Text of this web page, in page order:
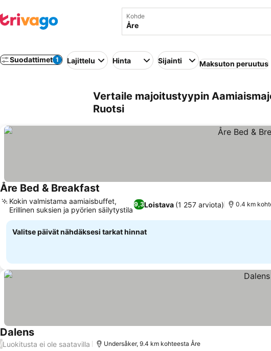
Kohde
Suodattimet 1 Lajittelu Hinta Sijainti Maksuton peruutus
Vertaile majoitustyypin
Ruotsi
Åre Bed & Breakfast
9,3Loistava (1 257 arviota)
Kokin valmistama aamiaisbuffet,
Erillinen suksien ja pyörien säilytystila
0.4 km
Valitse päivät nähdäksesi tarkat hinnat
DalensKatso hinnat
/Luokitusta ei ole saatavilla Undersåker, 9.4 km kohteesta Åre